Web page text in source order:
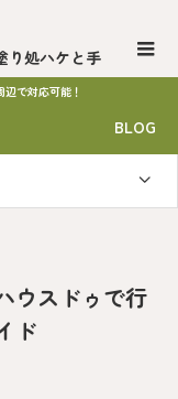
り処ハケと手
辺で対応可能！
BLOG
ウスドゥで行
ド